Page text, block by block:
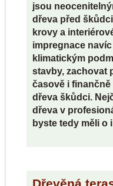
jsou
dřeva před
krovy a
impregnace
klimatickým
stavby, zachovat
časově i
dřeva škůdci.
dřeva v
byste tedy měli o